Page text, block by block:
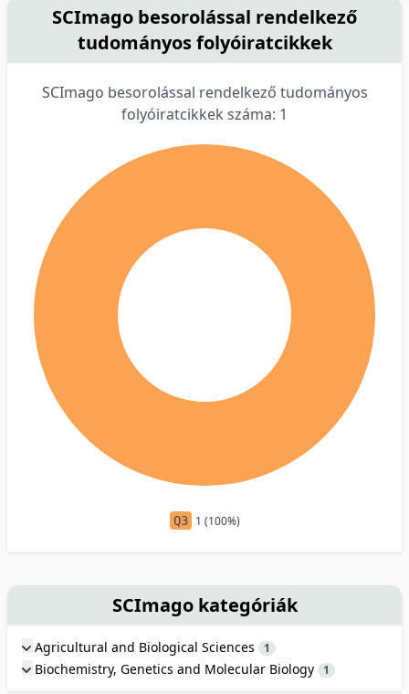
SCImago besorolással rendelkező
tudományos folyóiratcikkek
SCImago besorolással rendelkező tudományos
folyóiratcikkek száma: 1
Q3 1 (100%)
SCImago kategóriák
Agricultural and Biological Sciences 1
Biochemistry, Genetics and Molecular Biology 1